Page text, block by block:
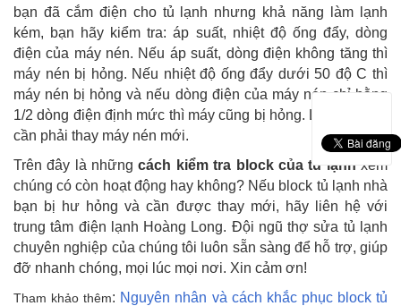
bạn đã cắm điện cho tủ lạnh nhưng khả năng làm lạnh
kém, bạn hãy kiểm tra: áp suất, nhiệt độ ống đẩy, dòng
điện của máy nén. Nếu áp suất, dòng điện không tăng thì
máy nén bị hỏng. Nếu nhiệt độ ống đẩy dưới 50 độ C thì
máy nén bị hỏng và nếu dòng điện của máy nén chỉ bằng
1/2 dòng điện định mức thì máy cũng bị hỏng. Lúc này bạn
cần phải thay máy nén mới.
Trên đây là những cách kiểm tra block của tủ lạnh xem
chúng có còn hoạt động hay không? Nếu block tủ lạnh nhà
bạn bị hư hỏng và cần được thay mới, hãy liên hệ với
trung tâm điện lạnh Hoàng Long. Đội ngũ thợ sửa tủ lạnh
chuyên nghiệp của chúng tôi luôn sẵn sàng để hỗ trợ, giúp
đỡ nhanh chóng, mọi lúc mọi nơi. Xin cảm ơn!
Tham khảo thêm: Nguyên nhân và cách khắc phục block tủ